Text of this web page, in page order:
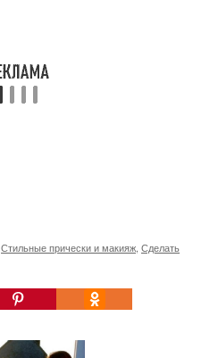
Стильные прически и макияж, Сделать